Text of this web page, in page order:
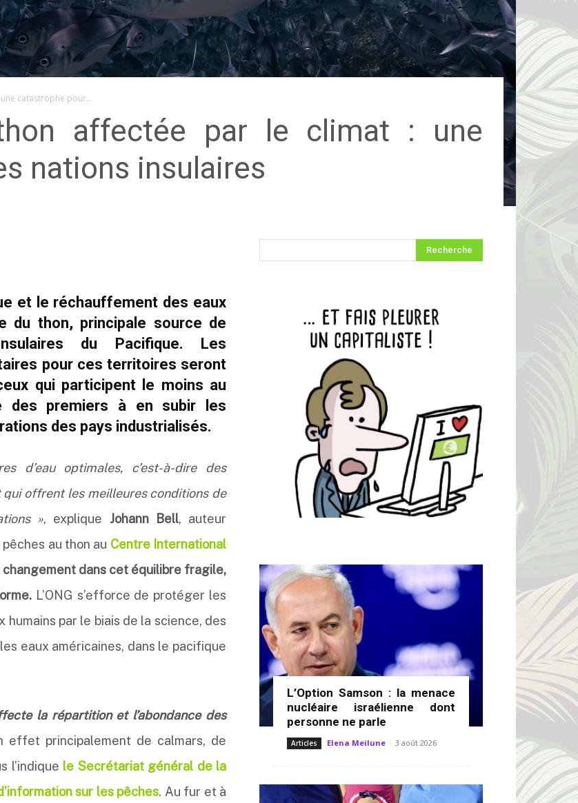
catastrophe pour...
affectée par le climat : une
nations insulaires
et le réchauffement des eaux
du thon, principale source de
du Pacifique. Les
pour ces territoires seront
qui participent le moins au
des premiers à en subir les
des pays industrialisés.
d’eau optimales, c’est-à-dire des
offrent les meilleures conditions de
», explique Johann Bell, auteur
au thon au Centre International
changement dans cet équilibre fragile,
L’ONG s’efforce de protéger les
par le biais de la science, des
eaux américaines, dans le pacifique
la répartition et l’abondance des
effet principalement de calmars, de
l’indique le Secrétariat général de la
sur les pêches. Au fur et à
L’Option Samson : la menace
nucléaire israélienne dont
personne ne parle
Articles Elena Meilune - 3 août 2026